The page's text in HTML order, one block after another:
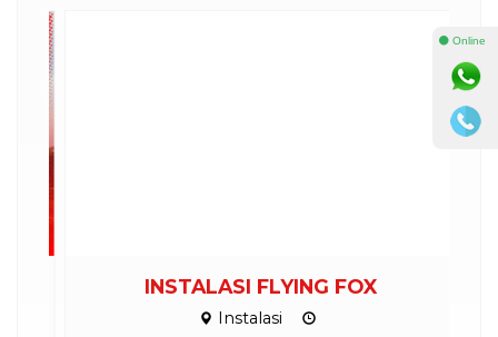
INSTALASI FLYING FOX
Instalasi
⚫ Online